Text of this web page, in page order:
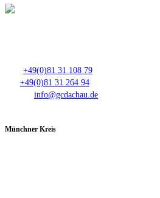
+49(0)81 31 108 79
+49(0)81 31 264 94
info@gcdachau.de
Münchner Kreis